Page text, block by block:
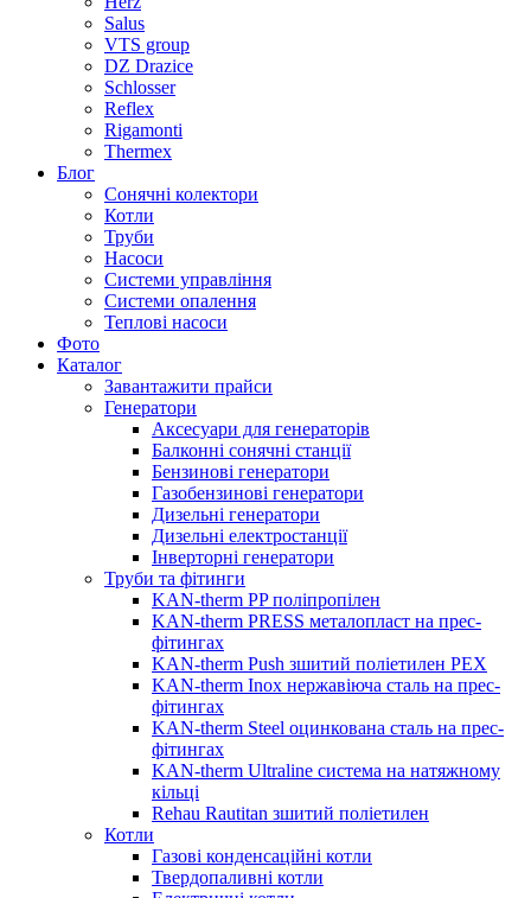
Salus
VTS group
DZ Drazice
Schlosser
Reflex
Rigamonti
Thermex
Блог
Сонячні колектори
Котли
Труби
Насоси
Системи управління
Системи опалення
Теплові насоси
Фото
Каталог
Завантажити прайси
Генератори
Аксесуари для генераторів
Балконні сонячні станції
Бензинові генератори
Газобензинові генератори
Дизельні генератори
Дизельні електростанції
Інверторні генератори
Труби та фітинги
KAN-therm PP поліпропілен
KAN-therm PRESS металопласт на прес-
фітингах
KAN-therm Push зшитий поліетилен PEX
KAN-therm Inox нержавіюча сталь на прес-
фітингах
KAN-therm Steel оцинкована сталь на прес-
фітингах
KAN-therm Ultraline система на натяжному
кільці
Rehau Rautitan зшитий поліетилен
Котли
Газові конденсаційні котли
Твердопаливні котли